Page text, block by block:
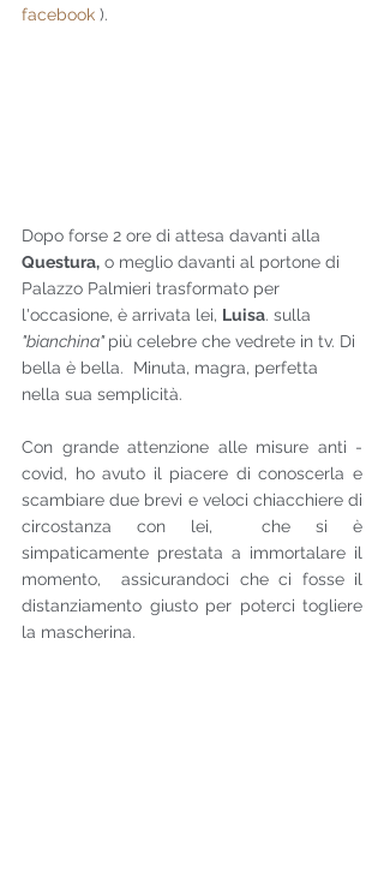
facebook ).
Dopo forse 2 ore di attesa davanti alla
Questura, o meglio davanti al portone di
Palazzo Palmieri trasformato per
l'occasione, è arrivata lei, Luisa. sulla
"bianchina" più celebre che vedrete in tv. Di
bella è bella.  Minuta, magra, perfetta
nella sua semplicità.
Con grande attenzione alle misure anti -
covid, ho avuto il piacere di conoscerla e
scambiare due brevi e veloci chiacchiere di
circostanza con lei,  che si è
simpaticamente prestata a immortalare il
momento,  assicurandoci che ci fosse il
distanziamento giusto per poterci togliere
la mascherina.